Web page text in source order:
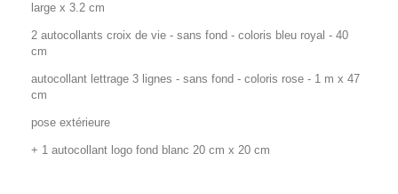
large x 3.2 cm
2 autocollants croix de vie - sans fond - coloris bleu royal - 40
cm
autocollant lettrage 3 lignes - sans fond - coloris rose - 1 m x 47
cm
pose extérieure
+ 1 autocollant logo fond blanc 20 cm x 20 cm